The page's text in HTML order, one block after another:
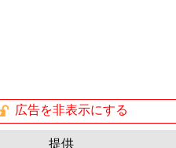
広告を非表示にする
提供